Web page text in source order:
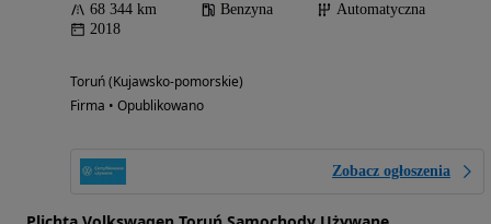
68 344 km Benzyna
Automatyczna
2018
Toruń (Kujawsko-pomorskie)
Firma • Opublikowano
Zobacz ogłoszenia